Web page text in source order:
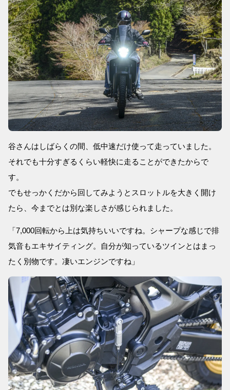
谷さんはしばらくの間、低中速だけ使って走っていました。
それでも十分すぎるくらい軽快に走ることができたからで
す。
でもせっかくだから回してみようとスロットルを大きく開け
たら、今までとは別な楽しさが感じられました。
「7,000回転から上は気持ちいいですね。シャープな感じで排
気音もエキサイティング。自分が知っているツインとはまっ
たく別物です。凄いエンジンですね」